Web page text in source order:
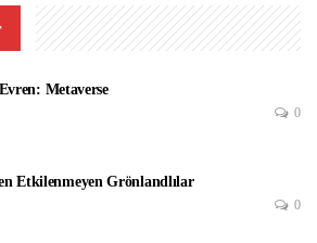
Metaverse
0
Etkilenmeyen Grönlandlılar
0